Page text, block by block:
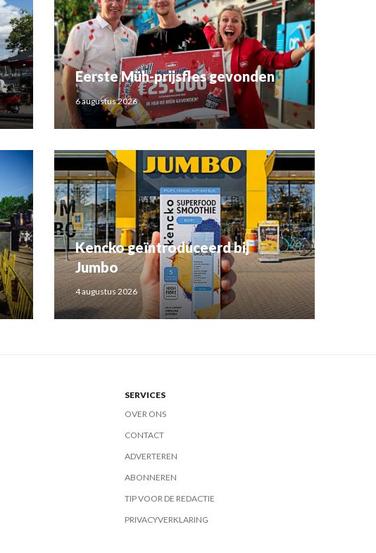
Eerste Müh-prijsfles gevonden
6 augustus 2026
Kencko geïntroduceerd bij
Jumbo
4 augustus 2026
SERVICES
OVER ONS
CONTACT
ADVERTEREN
ABONNEREN
TIP VOOR DE REDACTIE
PRIVACYVERKLARING